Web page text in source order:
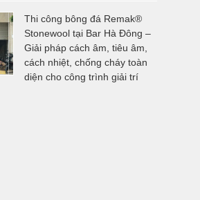
Thi công bông đá Remak®
Stonewool tại Bar Hà Đông –
Giải pháp cách âm, tiêu âm,
cách nhiệt, chống cháy toàn
diện cho công trình giải trí